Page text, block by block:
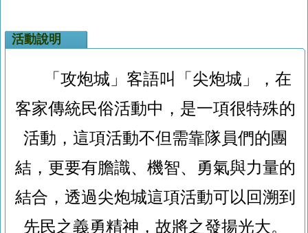
活動說明
「攻炮城」客語叫「尖炮城」，在
客家傳統民俗活動中，是一項很特殊的
活動，這項活動不但需靠隊員們的團
結，更要有膽識、機智、勇氣與力量的
結合，透過尖炮城這項活動可以回溯到
先民之義勇精神，故將之發揚光大。